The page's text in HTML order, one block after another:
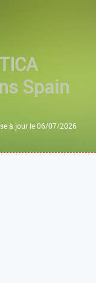
Spain
à jour le 06/07/2026